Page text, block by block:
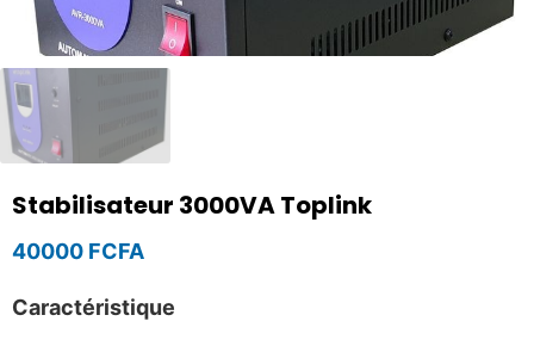
Stabilisateur 3000VA Toplink
40000 FCFA
Caractéristique